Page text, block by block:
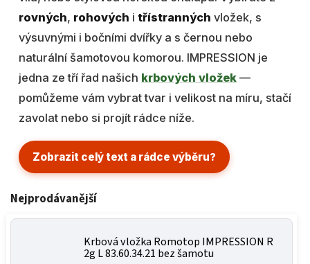
rovných, rohových i třístranných vložek, s
výsuvnými i bočními dvířky a s černou nebo
naturální šamotovou komorou. IMPRESSION je
jedna ze tří řad našich krbových vložek —
pomůžeme vám vybrat tvar i velikost na míru, stačí
zavolat nebo si projít rádce níže.
Zobrazit celý text a rádce výběru?
Nejprodávanější
Krbová vložka Romotop IMPRESSION R
2g L 83.60.34.21 bez šamotu